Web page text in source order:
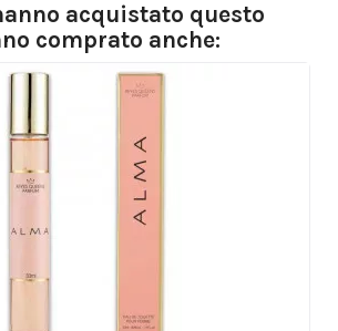
acquistato questo
comprato anche: